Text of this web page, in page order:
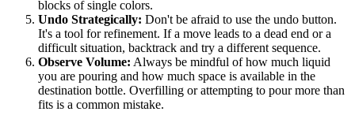
blocks of single colors.
Undo Strategically: Don't be afraid to use the undo button.
It's a tool for refinement. If a move leads to a dead end or a
difficult situation, backtrack and try a different sequence.
Observe Volume: Always be mindful of how much liquid
you are pouring and how much space is available in the
destination bottle. Overfilling or attempting to pour more than
fits is a common mistake.